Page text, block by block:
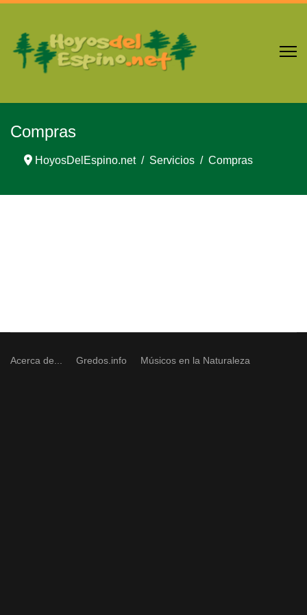
Compras
HoyosDelEspino.net Servicios Compras
Acerca de... Gredos.info Músicos en la Naturaleza